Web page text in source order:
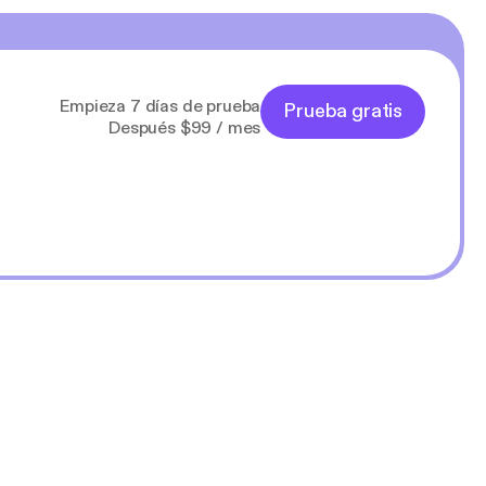
Empieza 7 días de prueba
Después $99 / mes
Prueba gratis